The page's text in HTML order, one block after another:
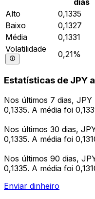
Alto
0,1335
Baixo
0,1327
Média
0,1331
Volatilidade
0,21%
Estatísticas de JPY
Nos últimos 7 dias,
0,1335. A média foi
Nos últimos 30 dias,
0,1335. A média foi
Nos últimos 90 dias,
0,1335. A média foi
Enviar dinheiro